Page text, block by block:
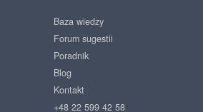
Baza wiedzy
Forum sugestii
Poradnik
Blog
Kontakt
+48 22 599 42 58